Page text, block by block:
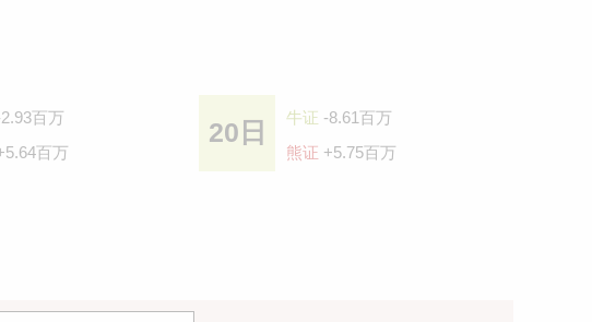
百万
百万
20日 牛证 -8.61百万
熊证 +5.75百万